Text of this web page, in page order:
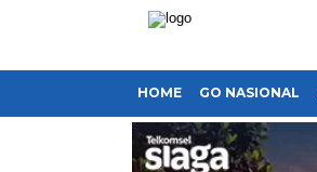
HOME GO NASIONAL